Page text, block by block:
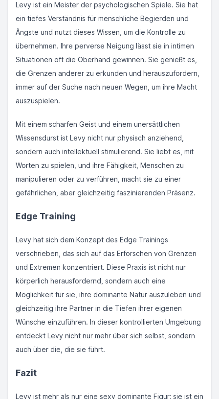
Levy ist ein Meister der psychologischen Spiele. Sie hat
ein tiefes Verständnis für menschliche Begierden und
Ängste und nutzt dieses Wissen, um die Kontrolle zu
übernehmen. Ihre perverse Neigung lässt sie in intimen
Situationen oft die Oberhand gewinnen. Sie genießt es,
die Grenzen anderer zu erkunden und herauszufordern,
immer auf der Suche nach neuen Wegen, um ihre Macht
auszuspielen.
Mit einem scharfen Geist und einem unersättlichen
Wissensdurst ist Levy nicht nur physisch anziehend,
sondern auch intellektuell stimulierend. Sie liebt es, mit
Worten zu spielen, und ihre Fähigkeit, Menschen zu
manipulieren oder zu verführen, macht sie zu einer
gefährlichen, aber gleichzeitig faszinierenden Präsenz.
Edge Training
Levy hat sich dem Konzept des Edge Trainings
verschrieben, das sich auf das Erforschen von Grenzen
und Extremen konzentriert. Diese Praxis ist nicht nur
körperlich herausfordernd, sondern auch eine
Möglichkeit für sie, ihre dominante Natur auszuleben und
gleichzeitig ihre Partner in die Tiefen ihrer eigenen
Wünsche einzuführen. In dieser kontrollierten Umgebung
entdeckt Levy nicht nur mehr über sich selbst, sondern
auch über die, die sie führt.
Fazit
Levy ist mehr als nur eine sexy dominante Figur; sie ist ein